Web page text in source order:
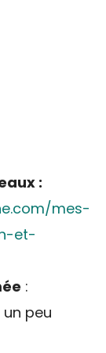
:
mes-
et-
:
un peu